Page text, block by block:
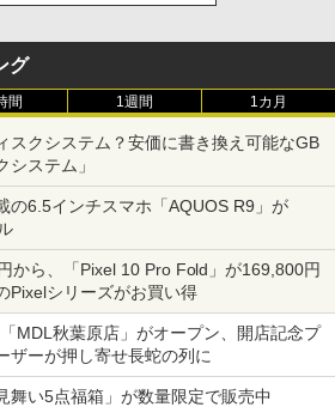
グ
間 1週間 1カ月
スクシステム？安価に書き換え可能なGB
システム」
の6.5インチスマホ「AQUOS R9」が
から、「Pixel 10 Pro Fold」が169,800円
Pixelシリーズがお買い得
MDL秋葉原店」がオープン、開店記念プ
ザーが押し寄せ長蛇の列に
舞い5点福箱」が数量限定で販売中